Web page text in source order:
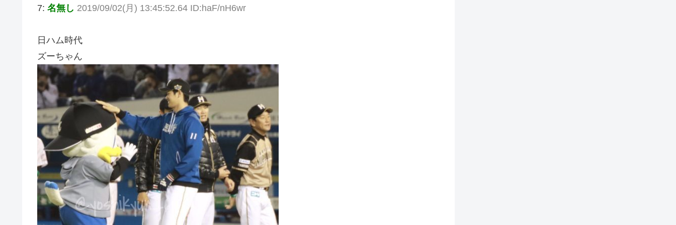
7: 名無し 2019/09/02(月) 13:45:52.64 ID:haF/nH6wr
日ハム時代
ズーちゃん